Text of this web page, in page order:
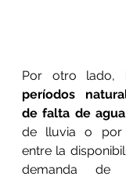
Por otro
períodos
de falta de agua
de lluvia o por
entre la
demanda de